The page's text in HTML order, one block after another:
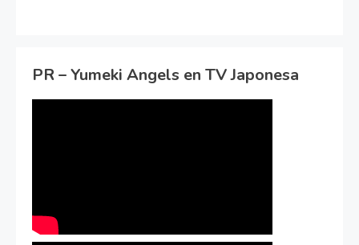
PR – Yumeki Angels en TV Japonesa